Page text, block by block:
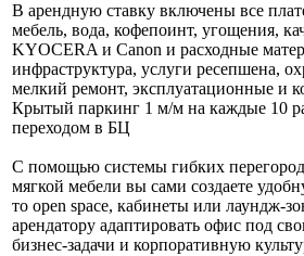
В арендную ставку включены все
мебель, вода, кофепоинт, угощения,
KYOCERA и Canon и расходные
инфраструктура, услуги ресепшена,
мелкий ремонт, эксплуатационные и
Крытый паркинг 1 м/м на каждые 10
переходом в БЦ
С помощью системы гибких
мягкой мебели вы сами создаете
то open space, кабинеты или лаундж-
арендатору адаптировать офис под
бизнес-задачи и корпоративную